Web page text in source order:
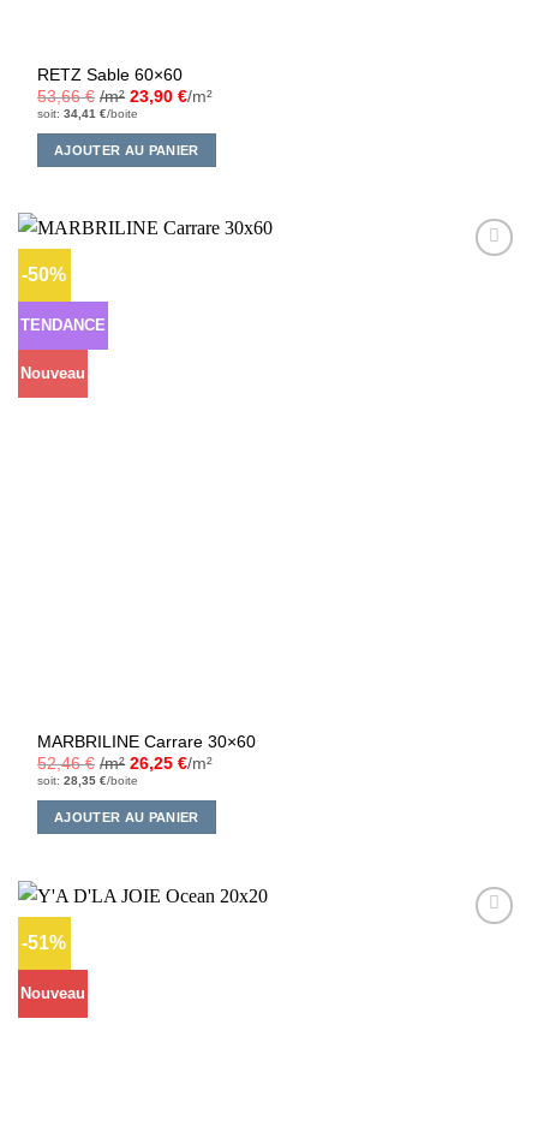
RETZ Sable 60×60
53,66€ /m² 23,90€/m²
soit:34,41€/boite
AJOUTER AU PANIER
-50%
TENDANCE
Nouveau
MARBRILINE Carrare 30×60
52,46€ /m² 26,25€/m²
soit:28,35€/boite
AJOUTER AU PANIER
-51%
Nouveau